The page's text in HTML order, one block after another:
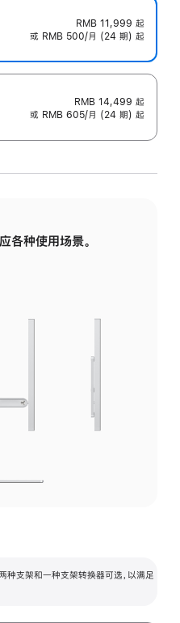
RMB 11,999 起
或 RMB 500/月 (24 期) 起
RMB 14,499 起
或 RMB 605/月 (24 期) 起
各种使用场景。
支架和一种支架转换器可选，以满足